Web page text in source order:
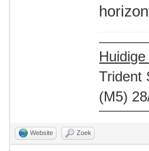
Trident
(M5)
Website Zoek